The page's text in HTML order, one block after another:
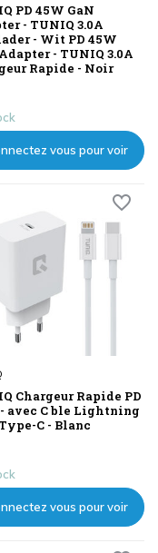
PD 45W GaN
- TUNIQ 3.0A
- Wit PD 45W
- TUNIQ 3.0A
Rapide - Noir
vous pour voir
Chargeur Rapide PD
avec C ble Lightning
C - Blanc
vous pour voir